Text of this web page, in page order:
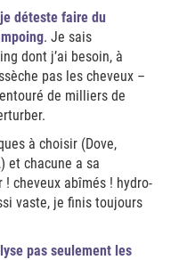
déteste faire du
. Je sais
dont j’ai besoin, à
pas les cheveux –
de milliers de
à choisir (Dove,
et chacune a sa
cheveux abîmés ! hydro-
vaste, je finis toujours
pas seulement les